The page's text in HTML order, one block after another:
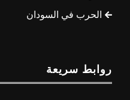
الحرب في السودان
روابط سريعة